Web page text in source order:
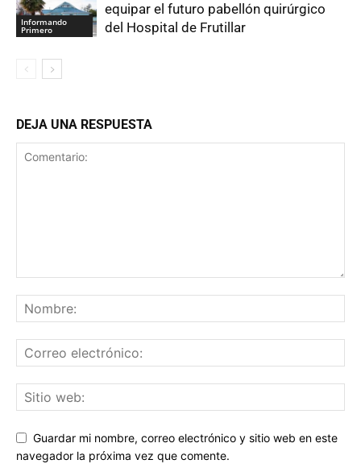
Informando
Primero
equipar el futuro pabellón quirúrgico
del Hospital de Frutillar
DEJA UNA RESPUESTA
Guardar mi nombre, correo electrónico y sitio web en este
navegador la próxima vez que comente.